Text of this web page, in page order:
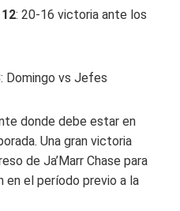
: 20-16 victoria ante los
: Domingo vs Jefes
donde debe estar en
Una gran victoria
de Ja’Marr Chase para
en el período previo a la